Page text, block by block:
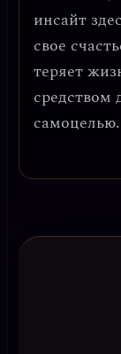
инсайт
свое
теряет
средством
самоцелью.